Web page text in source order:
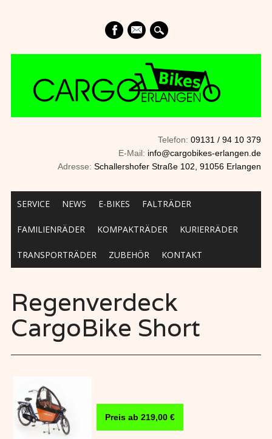
mail
Telefon:09131 / 94 10 379
E-Mail: info@cargobikes-erlangen.de
Adresse:Schallershofer Straße 102, 91056 Erlangen
Main menu
SERVICE NEWS E-BIKES FALTRÄDER
FAMILIENRÄDER KOMPAKTRÄDER KURIERRÄDER
TRANSPORTRÄDER ZUBEHÖR KONTAKT
Regenverdeck
CargoBike Short
Preis ab 219,00 €